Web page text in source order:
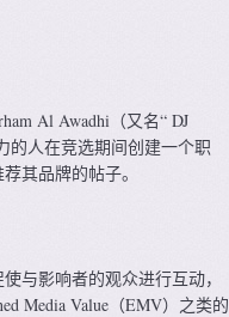
Al Awadhi（又名“ DJ
的人在竞选期间创建一个职
其品牌的帖子。
与影响者的观众进行互动，
Media Value（EMV）之类的